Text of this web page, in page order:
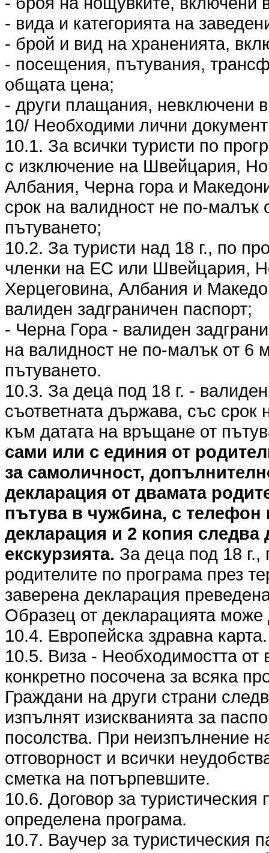
- вида и категорията на
- брой и вид на храненията,
- посещения, пътувания,
общата цена;
- други плащания, невключени
10/ Необходими лични
10.1. За всички туристи по
с изключение на Швейцария,
Албания, Черна гора и
срок на валидност не по-
пътуването;
10.2. За туристи над 18 г., по
членки на ЕС или Швейцария,
Херцеговина, Албания и
валиден задграничен паспорт;
- Черна Гора - валиден
на валидност не по-малък от 6
пътуването.
10.3. За деца под 18 г. -
съответната държава, със
към датата на връщане от
сами или с единия от
за самоличност,
декларация от двамата
пътува в чужбина, с телефон
декларация и 2 копия следва
екскурзията. За деца под 18
родителите по програма през
заверена декларация
Образец от декларацията
10.4. Европейска здравна карта.
10.5. Виза - Необходимостта от
конкретно посочена за всяка
Граждани на други страни
изпълнят изискванията за
посолства. При неизпълнение
отговорност и всички
сметка на потърпевшите.
10.6. Договор за
определена програма.
10.7. Ваучер за туристическия